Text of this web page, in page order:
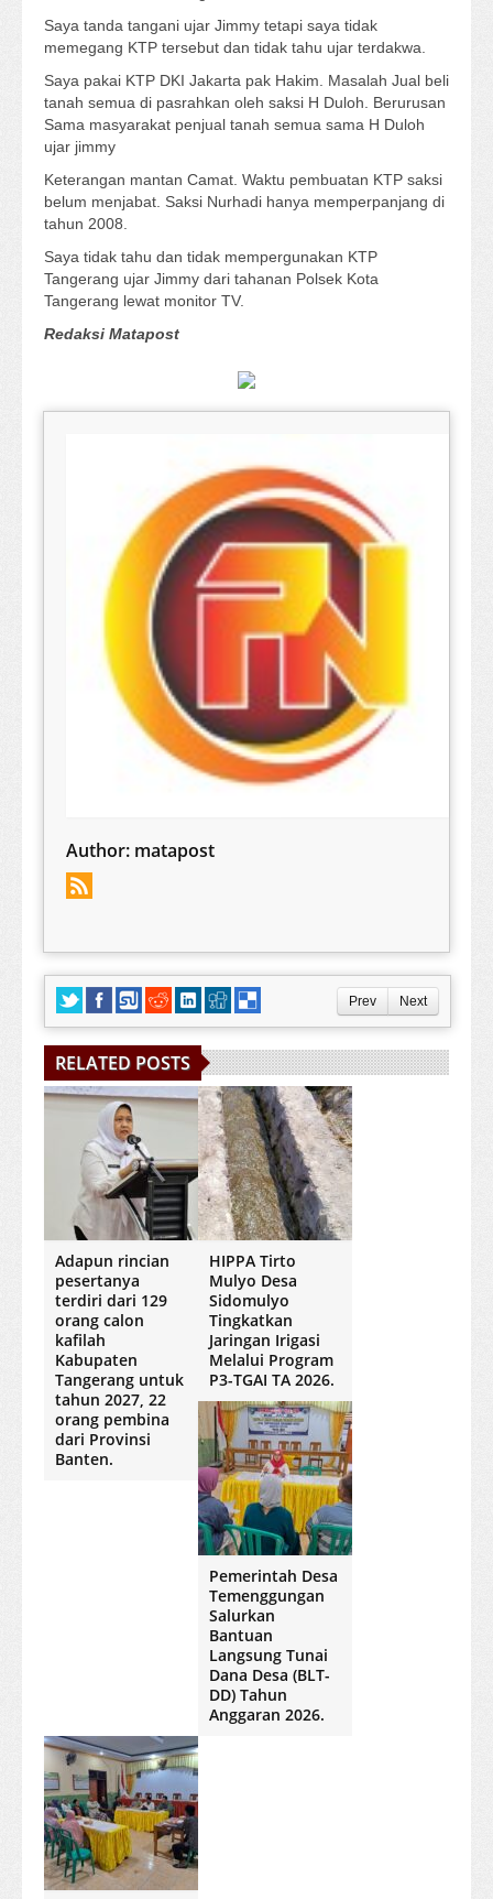
Saya tanda tangani ujar Jimmy tetapi saya tidak
memegang KTP tersebut dan tidak tahu ujar terdakwa.
Saya pakai KTP DKI Jakarta pak Hakim. Masalah Jual beli
tanah semua di pasrahkan oleh saksi H Duloh. Berurusan
Sama masyarakat penjual tanah semua sama H Duloh
ujar jimmy
Keterangan mantan Camat. Waktu pembuatan KTP saksi
belum menjabat. Saksi Nurhadi hanya memperpanjang di
tahun 2008.
Saya tidak tahu dan tidak mempergunakan KTP
Tangerang ujar Jimmy dari tahanan Polsek Kota
Tangerang lewat monitor TV.
Redaksi Matapost
Author: matapost
Prev Next
RELATED POSTS
Adapun rincian
pesertanya
terdiri dari 129
orang calon
kafilah
Kabupaten
Tangerang untuk
tahun 2027, 22
orang pembina
dari Provinsi
Banten.
HIPPA Tirto
Mulyo Desa
Sidomulyo
Tingkatkan
Jaringan Irigasi
Melalui Program
P3-TGAI TA 2026.
Pemerintah Desa
Temenggungan
Salurkan
Bantuan
Langsung Tunai
Dana Desa (BLT-
DD) Tahun
Anggaran 2026.